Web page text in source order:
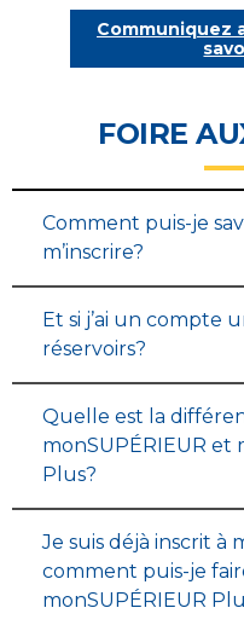
Communiquez
FOIRE
Comment puis-je
m’inscrire?
Et si j’ai un compte
réservoirs?
Quelle est la
monSUPÉRIEUR et
Plus?
Je suis déjà inscrit à
comment puis-je
monSUPÉRIEUR